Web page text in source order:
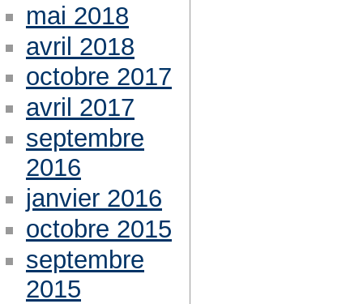
mai 2018
avril 2018
octobre 2017
avril 2017
septembre
2016
janvier 2016
octobre 2015
septembre
2015